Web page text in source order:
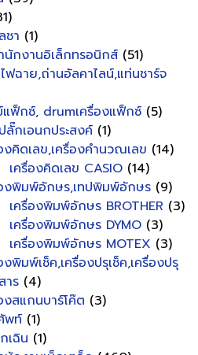
ชา (1)
กงานอิเล็กทรอนิกส์ (51)
ฟฉาย,ถ่านอัลคาไลน์,แท่นชาร์จ
ฟ็กซ์, drumเครื่องแฟ็กซ์ (5)
ลั๊กเอนกประสงค์ (1)
งคิดเลข,เครื่องคำนวณเลข (14)
เครื่องคิดเลข CASIO (14)
งพิมพ์อักษร,เทปพิมพ์อักษร (9)
เครื่องพิมพ์อักษร BROTHER (3)
เครื่องพิมพ์อักษร DYMO (3)
เครื่องพิมพ์อักษร MOTEX (3)
งพิมพ์เช็ค,เครื่องปรุเช็ค,เครื่องปรุ
าร (4)
งสแกนบาร์โค๊ต (3)
พท์ (1)
เฉิน (1)